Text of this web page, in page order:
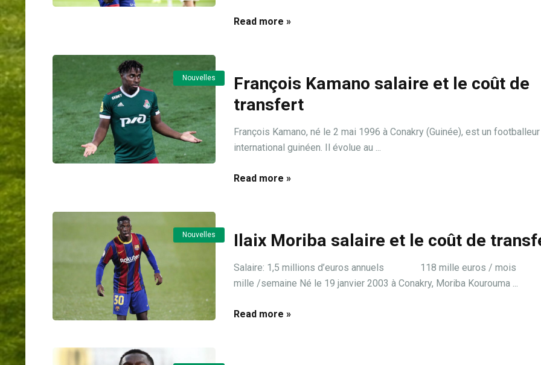
Read more »
Nouvelles
François Kamano salaire et le coût de
transfert
François Kamano, né le 2 mai 1996 à Conakry (Guinée), est un footballeur
international guinéen. Il évolue au ...
Read more »
Nouvelles Ilaix Moriba salaire et le coût de
Salaire: 1,5 millions d’euros annuels 118 mille euros /
mille /semaine Né le 19 janvier 2003 à Conakry, Moriba Kourouma ...
Read more »